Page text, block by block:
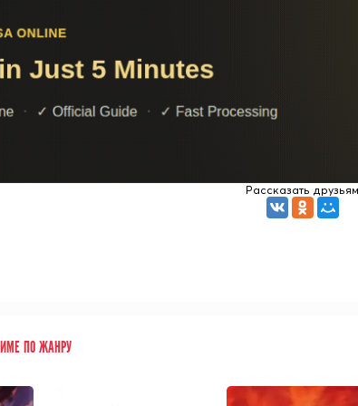
Рассказать друзьям
ПО ЖАНРУ